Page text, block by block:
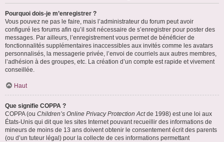
Pourquoi dois-je m’enregistrer ?
Vous pouvez ne pas le faire, mais l’administrateur du forum peut avoir
configuré les forums afin qu’il soit nécessaire de s’enregistrer pour poster des
messages. Par ailleurs, l’enregistrement vous permet de bénéficier de
fonctionnalités supplémentaires inaccessibles aux invités comme les avatars
personnalisés, la messagerie privée, l’envoi de courriels aux autres membres,
l’adhésion à des groupes, etc. La création d’un compte est rapide et vivement
conseillée.
Haut
Que signifie COPPA ?
COPPA (ou Children’s Online Privacy Protection Actde 1998) est une loi aux
États-Unis qui dit que les sites Internet pouvant recueillir des informations de
mineurs de moins de 13 ans doivent obtenir le consentement écrit des parents
(ou d’un tuteur légal) pour la collecte de ces informations permettant